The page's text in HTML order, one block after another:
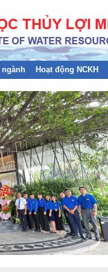
ngành Hoạt động NCKH